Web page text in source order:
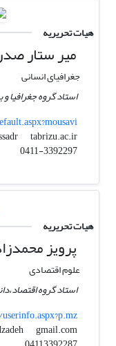
هیات تحریریه
میر ستار
جغرافیای انسانی
استاد گروه جغرافیا
ssadr
tabrizu.ac.ir
0411-3392297
هیات تحریریه
پرویز
علوم اقتصادی
استاد گروه
pmpmohamadzadeh
gmail.com